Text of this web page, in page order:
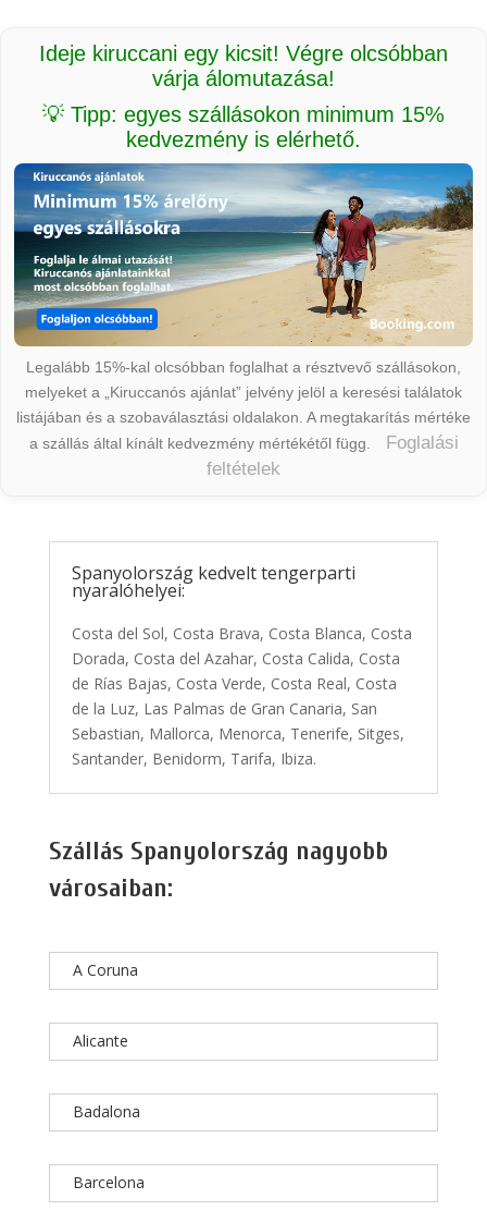
Ideje kiruccani egy kicsit! Végre olcsóbban
várja álomutazása!
💡 Tipp: egyes szállásokon minimum 15%
kedvezmény is elérhető.
Legalább 15%-kal olcsóbban foglalhat a résztvevő szállásokon,
melyeket a „Kiruccanós ajánlat” jelvény jelöl a keresési találatok
listájában és a szobaválasztási oldalakon. A megtakarítás mértéke
a szállás által kínált kedvezmény mértékétől függ.
Foglalási
feltételek
Spanyolország kedvelt tengerparti
nyaralóhelyei:
Costa del Sol, Costa Brava, Costa Blanca, Costa
Dorada, Costa del Azahar, Costa Calida, Costa
de Rías Bajas, Costa Verde, Costa Real, Costa
de la Luz, Las Palmas de Gran Canaria, San
Sebastian, Mallorca, Menorca, Tenerife, Sitges,
Santander, Benidorm, Tarifa, Ibiza.
Szállás Spanyolország nagyobb
városaiban:
A Coruna
Alicante
Badalona
Barcelona